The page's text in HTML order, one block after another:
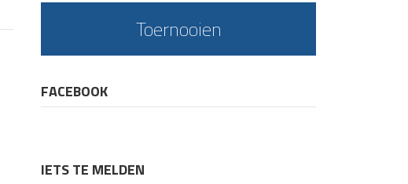
Toernooien
FACEBOOK
IETS TE MELDEN